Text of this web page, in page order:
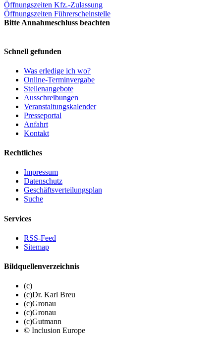
Öffnungszeiten Kfz.-Zulassung
Öffnungszeiten Führerscheinstelle
Bitte Annahmeschluss beachten
Schnell gefunden
Was erledige ich wo?
Online-Terminvergabe
Stellenangebote
Ausschreibungen
Veranstaltungskalender
Presseportal
Anfahrt
Kontakt
Rechtliches
Impressum
Datenschutz
Geschäftsverteilungsplan
Suche
Services
RSS-Feed
Sitemap
Bildquellenverzeichnis
(c)
(c)Dr. Karl Breu
(c)Gronau
(c)Gronau
(c)Gutmann
© Inclusion Europe